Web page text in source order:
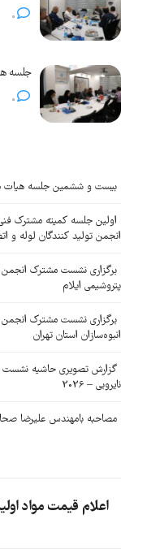
0
جلسه
0
بیست و ششمین جلسه هیات
اولین جلسه کمیته مشترک
انجمن تولید کنندگان لوله و
برگزاری نشست مشترک انجمن
پتروشیمی ایلام
برگزاری نشست مشترک انجمن
انبوه‌سازان استان تهران
گزارش تصویری حاشیه نشست
نایروبی – 2026
مصاحبه بامهندس علیرضا
اعلام قیمت مواد